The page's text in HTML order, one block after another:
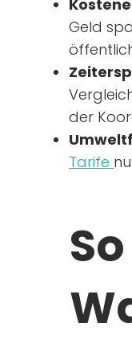
Geld
der
Tarife